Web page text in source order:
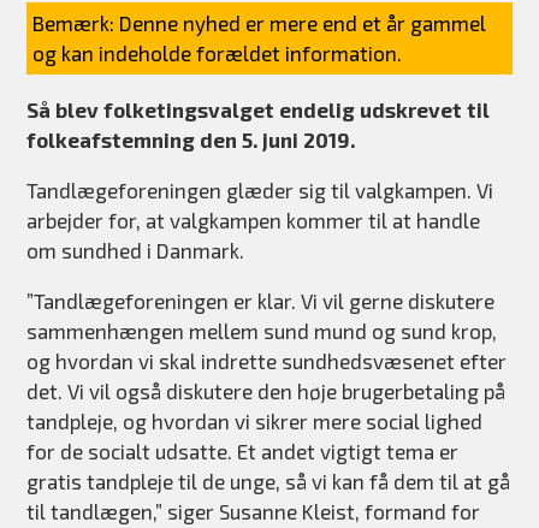
Kurser og efteruddannelse
BLIV MEDLEM
Bemærk: Denne nyhed er mere end et år gammel
og kan indeholde forældet information.
Så blev folketingsvalget endelig udskrevet til
folkeafstemning den 5. juni 2019.
Tandlægeforeningen glæder sig til valgkampen. Vi
arbejder for, at valgkampen kommer til at handle
om sundhed i Danmark.
”Tandlægeforeningen er klar. Vi vil gerne diskutere
sammenhængen mellem sund mund og sund krop,
og hvordan vi skal indrette sundhedsvæsenet efter
det. Vi vil også diskutere den høje brugerbetaling på
tandpleje, og hvordan vi sikrer mere social lighed
for de socialt udsatte. Et andet vigtigt tema er
gratis tandpleje til de unge, så vi kan få dem til at gå
til tandlægen,” siger Susanne Kleist, formand for